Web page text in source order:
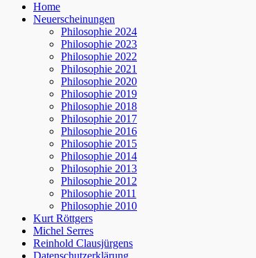
Home
Neuerscheinungen
Philosophie 2024
Philosophie 2023
Philosophie 2022
Philosophie 2021
Philosophie 2020
Philosophie 2019
Philosophie 2018
Philosophie 2017
Philosophie 2016
Philosophie 2015
Philosophie 2014
Philosophie 2013
Philosophie 2012
Philosophie 2011
Philosophie 2010
Kurt Röttgers
Michel Serres
Reinhold Clausjürgens